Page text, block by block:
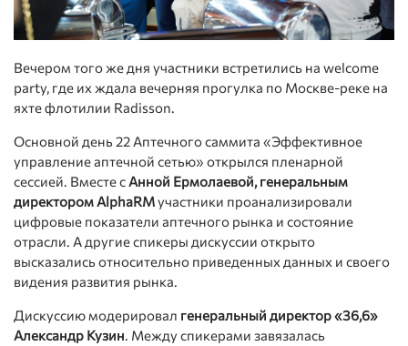
Вечером того же дня участники встретились на welcome
party, где их ждала вечерняя прогулка по Москве-реке на
яхте флотилии Radisson.
Основной день 22 Аптечного саммита «Эффективное
управление аптечной сетью» открылся пленарной
сессией. Вместе сАнной Ермолаевой, генеральным
директором AlphaRMучастники проанализировали
цифровые показатели аптечного рынка и состояние
отрасли. А другие спикеры дискуссии открыто
высказались относительно приведенных данных и своего
видения развития рынка.
Дискуссию модерировал генеральный директор «36,6»
Александр Кузин. Между спикерами завязалась